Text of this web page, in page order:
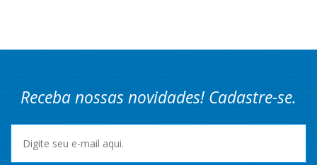
Receba nossas novidades! Cadastre-se.